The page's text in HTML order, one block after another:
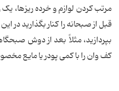
مرتب کردن لوازم و خرده ریزها، یک
قبل از صبحانه را کنار بگذارید در
بپردازید، مثلاً بعد از دوش
کف وان را با کمی پودر یا مایع